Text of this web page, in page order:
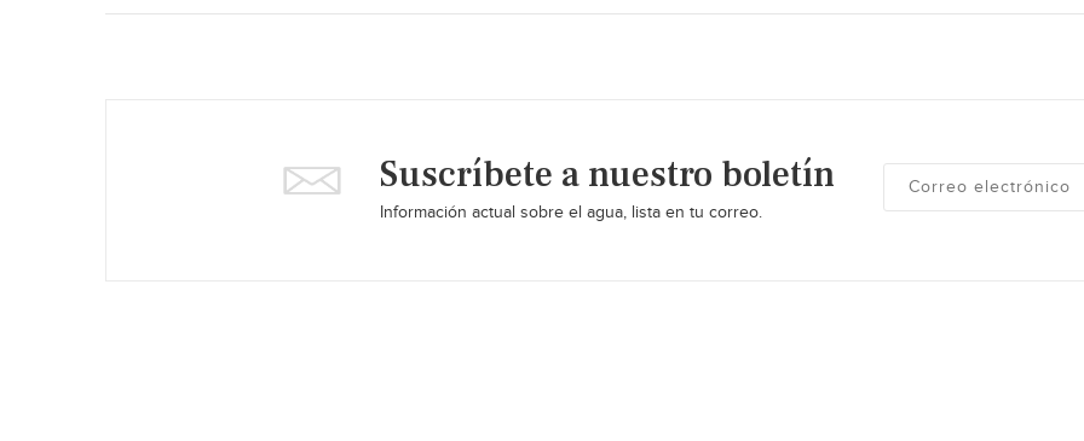
Suscríbete a nuestro boletín
Información actual sobre el agua, lista en tu correo.